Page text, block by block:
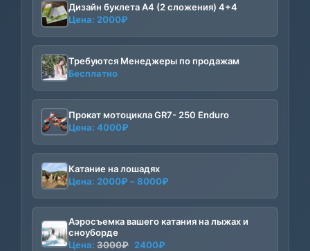
Дизайн буклета А4 (2 сложения) 4+4
Цена: 2000₽
Требуются Менеджеры по продажам
Бесплатно
Прокат мотоцикла GR7- 250 Enduro
Цена: 4000₽
Катание на лошадях
Цена: 2000₽ –8000₽
2000₽
–
Аэросъемка вашего катания на лыжах и
сноуборде
Цена: 3000₽ Первоначальная
2400₽